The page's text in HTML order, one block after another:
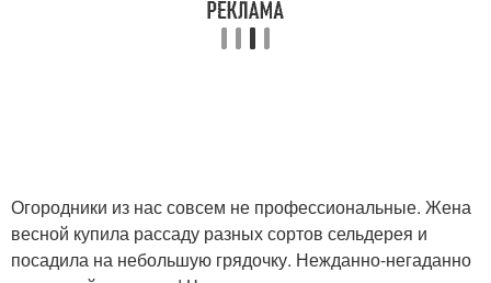
Огородники из нас совсем не профессиональные. Жена
весной купила рассаду разных сортов сельдерея и
посадила на небольшую грядочку. Нежданно-негаданно